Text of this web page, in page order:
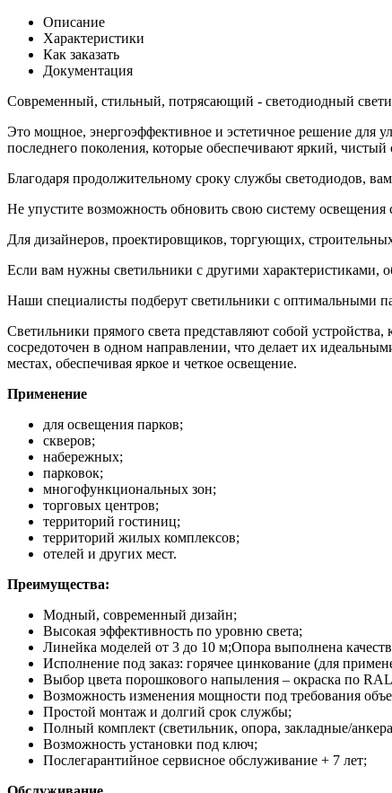
Описание
Характеристики
Как заказать
Документация
Современный, стильный, потрясающий - светодиодный
Это мощное, энергоэффективное и эстетичное решение для
последнего поколения, которые обеспечивают яркий,
Благодаря продолжительному сроку службы светодиодов,
Не упустите возможность обновить свою систему
Для дизайнеров, проектировщиков, торгующих,
Если вам нужны светильники с другими характеристиками,
Наши специалисты подберут светильники с оптимальными
Светильники прямого света представляют собой
сосредоточен в одном направлении, что делает их
местах, обеспечивая яркое и четкое освещение.
Применение
для освещения парков;
скверов;
набережных;
парковок;
многофункциональных зон;
торговых центров;
территорий гостиниц;
территорий жилых комплексов;
отелей и других мест.
Преимущества:
Модный, современный дизайн;
Высокая эффективность по уровню света;
Линейка моделей от 3 до 10 м;Опора выполнена
Исполнение под заказ: горячее цинкование (для
Выбор цвета порошкового напыления – окраска по
Возможность изменения мощности под требования
Простой монтаж и долгий срок службы;
Полный комплект (светильник, опора, закладные/
Возможность установки под ключ;
Послегарантийное сервисное обслуживание + 7 лет;